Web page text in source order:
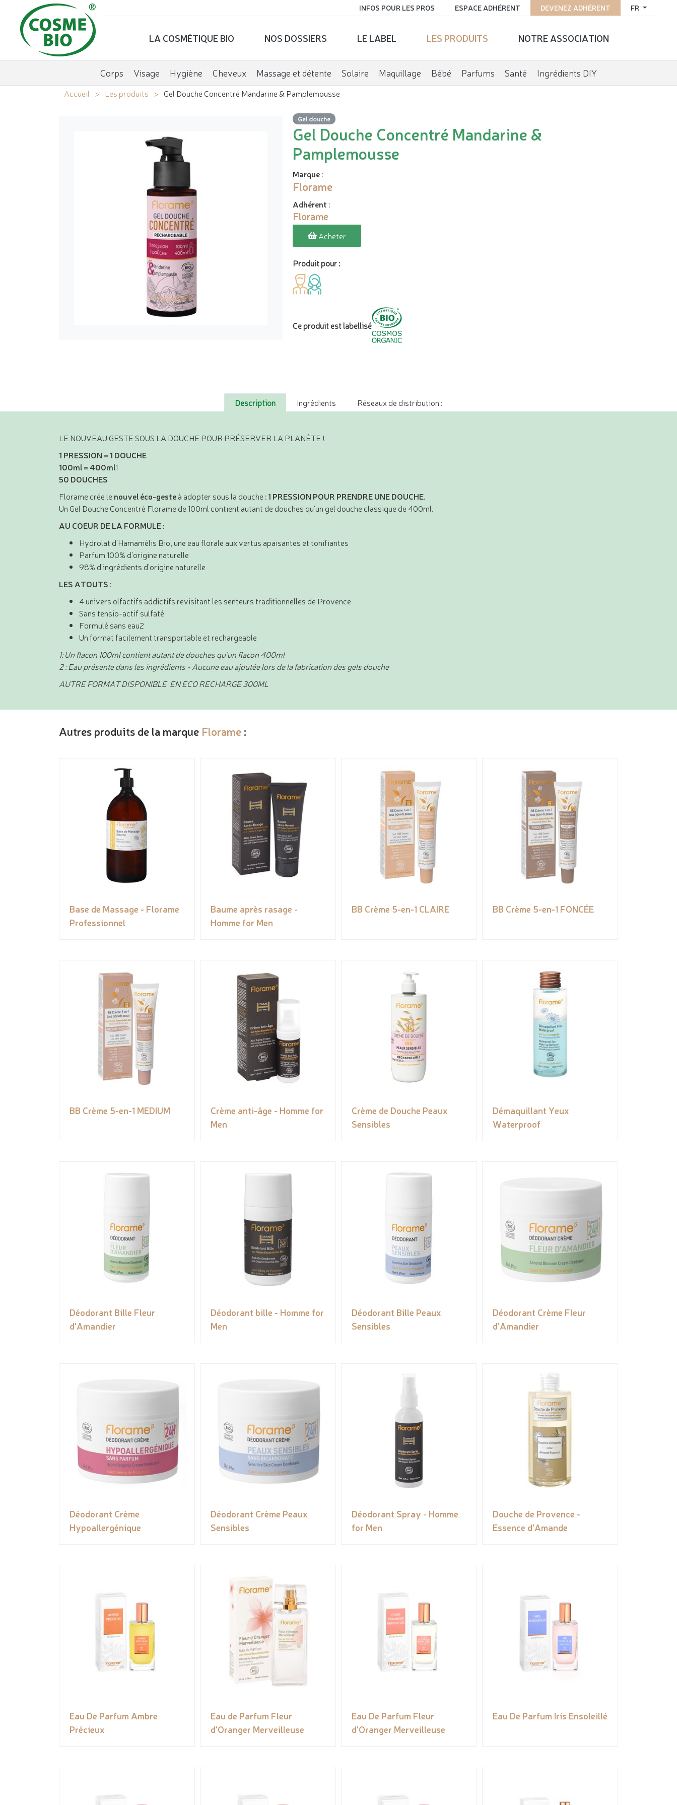
FR
DEVENEZ ADHÉRENT
ESPACE ADHÉRENT
INFOS POUR LES PROS
LA COSMÉTIQUE BIO NOS DOSSIERS LE LABEL LES PRODUITS NOTRE ASSOCIATION
Corps Visage Hygiène Cheveux Massage et détente Solaire Maquillage Bébé Parfums Santé Ingrédients DIY
Accueil Les produits Gel Douche Concentré Mandarine & Pamplemousse
Gel douche
Gel Douche Concentré Mandarine &
Pamplemousse
Marque:
Florame
Adhérent :
Florame
Acheter
Produit pour :
Ce produit est labellisé
Description Ingrédients Réseaux de distribution :
LE NOUVEAU GESTE SOUS LA DOUCHE POUR PRÉSERVER LA PLANÈTE !
1 PRESSION = 1 DOUCHE
100ml = 400ml1
50 DOUCHES
Florame crée le nouvel éco-gesteà adopter sous la douche :1 PRESSION POUR PRENDRE UNE DOUCHE.
Un Gel Douche Concentré Florame de 100ml contient autant de douches qu'un gel douche classique de 400ml.
AU COEUR DE LA FORMULE :
Hydrolat d'Hamamélis Bio, une eau florale aux vertus apaisantes et tonifiantes
Parfum 100% d'origine naturelle
98% d'ingrédients d'origine naturelle
LES ATOUTS :
4 univers olfactifs addictifs revisitant les senteurs traditionnelles de Provence
Sans tensio-actif sulfaté
Formulé sans eau2
Un format facilement transportable et rechargeable
1: Un flacon 100ml contient autant de douches qu'un flacon 400ml
2 : Eau présente dans les ingrédients - Aucune eau ajoutée lors de la fabrication des gels douche
AUTRE FORMAT DISPONIBLE EN ECO RECHARGE 300ML
Autres produits de la marque Florame :
Base de Massage - Florame
Professionnel
Baume après rasage -
Homme for Men
BB Crème 5-en-1 CLAIRE BB Crème 5-en-1 FONCÉE
BB Crème 5-en-1 MEDIUM
Crème anti-âge - Homme for
Men
Crème de Douche Peaux
Sensibles
Démaquillant Yeux
Waterproof
Déodorant Bille Fleur
d'Amandier
Déodorant bille - Homme for
Men
Déodorant Bille Peaux
Sensibles
Déodorant Crème Fleur
d'Amandier
Déodorant Crème
Hypoallergénique
Déodorant Crème Peaux
Sensibles
Déodorant Spray - Homme
for Men
Douche de Provence -
Essence d'Amande
Eau De Parfum Ambre
Précieux
Eau de Parfum Fleur
d'Oranger Merveilleuse
Eau De Parfum Fleur
d'Oranger Merveilleuse
Eau De Parfum Iris Ensoleillé